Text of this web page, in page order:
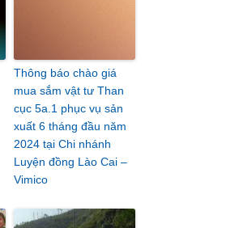
Thông báo chào giá
mua sắm vật tư Than
cục 5a.1 phục vụ sản
xuất 6 tháng đầu năm
2024 tại Chi nhánh
Luyện đồng Lào Cai –
Vimico